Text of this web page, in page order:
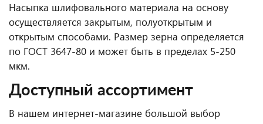
Насыпка шлифовального материала на основу
осуществляется закрытым, полуоткрытым и
открытым способами. Размер зерна определяется
по ГОСТ 3647-80 и может быть в пределах 5-250
мкм.
Доступный ассортимент
В нашем интернет-магазине большой выбор